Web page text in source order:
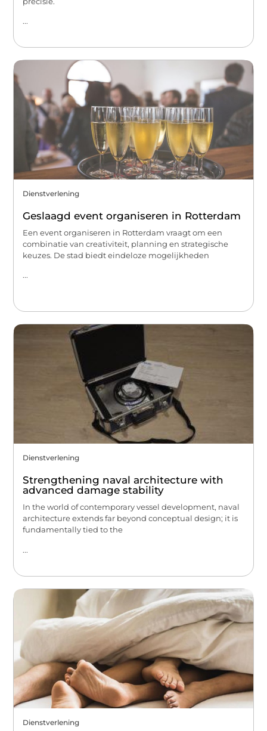
...
Dienstverlening
Geslaagd event organiseren in Rotterdam
Een event organiseren in Rotterdam vraagt om een
combinatie van creativiteit, planning en strategische
keuzes. De stad biedt eindeloze mogelijkheden
...
Dienstverlening
Strengthening naval architecture with
advanced damage stability
In the world of contemporary vessel development, naval
architecture extends far beyond conceptual design; it is
fundamentally tied to the
...
Dienstverlening